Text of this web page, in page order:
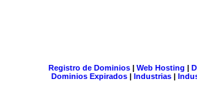
Registro de Dominios| Web Hosting |
Dominios Expirados | Industrias |